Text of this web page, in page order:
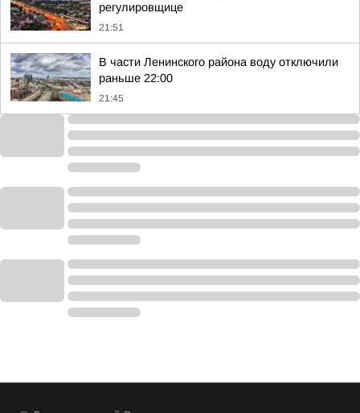
регулировщице
21:51
В части Ленинского района воду отключили
раньше 22:00
21:45